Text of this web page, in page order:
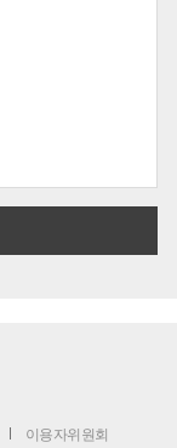
이용자위원회